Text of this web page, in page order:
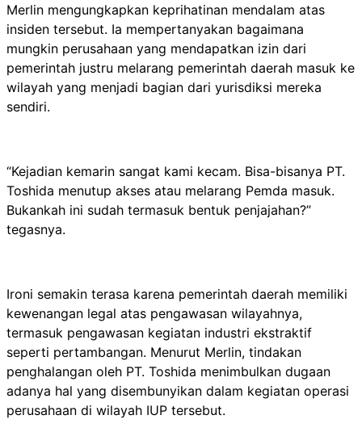
Merlin mengungkapkan keprihatinan mendalam atas
insiden tersebut. Ia mempertanyakan bagaimana
mungkin perusahaan yang mendapatkan izin dari
pemerintah justru melarang pemerintah daerah masuk ke
wilayah yang menjadi bagian dari yurisdiksi mereka
sendiri.
“Kejadian kemarin sangat kami kecam. Bisa-bisanya PT.
Toshida menutup akses atau melarang Pemda masuk.
Bukankah ini sudah termasuk bentuk penjajahan?”
tegasnya.
Ironi semakin terasa karena pemerintah daerah memiliki
kewenangan legal atas pengawasan wilayahnya,
termasuk pengawasan kegiatan industri ekstraktif
seperti pertambangan. Menurut Merlin, tindakan
penghalangan oleh PT. Toshida menimbulkan dugaan
adanya hal yang disembunyikan dalam kegiatan operasi
perusahaan di wilayah IUP tersebut.